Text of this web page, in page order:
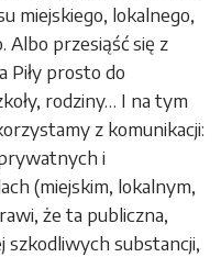
miejskiego, lokalnego,
Albo przesiąść się z
Piły prosto do
rodziny… I na tym
z komunikacji:
i
(miejskim, lokalnym,
że ta publiczna,
szkodliwych substancji,